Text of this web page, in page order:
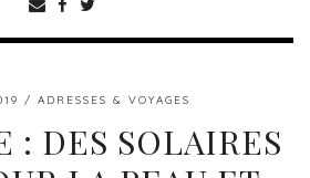
ADRESSES & VOYAGES
: DES SOLAIRES